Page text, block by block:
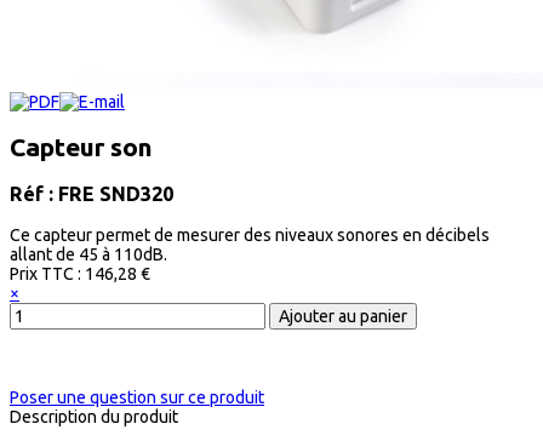
Capteur son
Réf : FRE SND320
Ce capteur permet de mesurer des niveaux sonores en décibels
allant de 45 à 110dB.
Prix ​​TTC : 146,28 €
×
Poser une question sur ce produit
Description du produit